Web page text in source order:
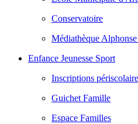
Conservatoire
Médiathèque
Enfance Jeunesse Sport
Inscriptions
Guichet Famille
Espace Familles